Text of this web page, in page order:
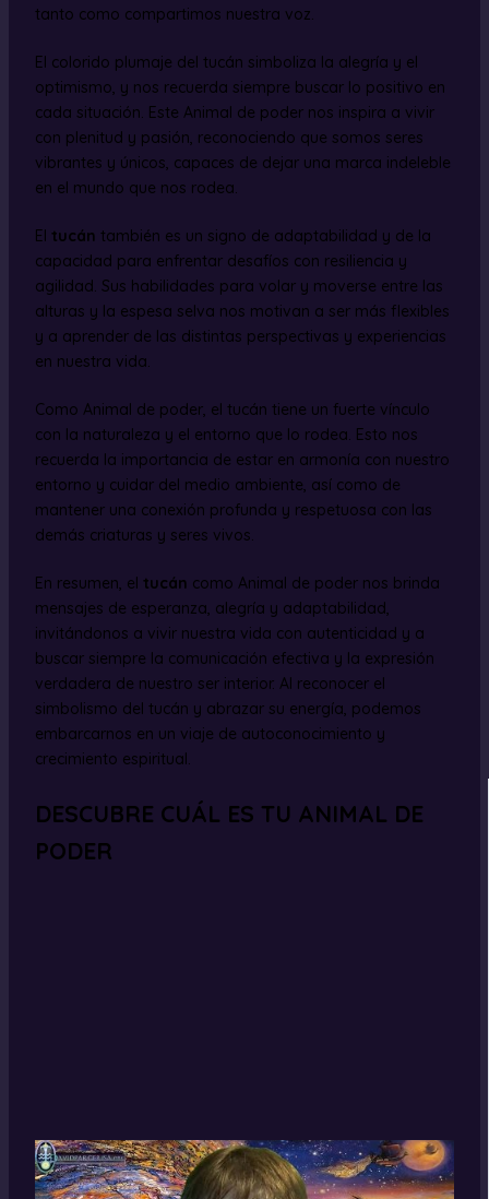
tanto como compartimos nuestra voz.
El colorido plumaje del tucán simboliza la alegría y el
optimismo, y nos recuerda siempre buscar lo positivo en
cada situación. Este Animal de poder nos inspira a vivir
con plenitud y pasión, reconociendo que somos seres
vibrantes y únicos, capaces de dejar una marca indeleble
en el mundo que nos rodea.
El tucán también es un signo de adaptabilidad y de la
capacidad para enfrentar desafíos con resiliencia y
agilidad. Sus habilidades para volar y moverse entre las
alturas y la espesa selva nos motivan a ser más flexibles
y a aprender de las distintas perspectivas y experiencias
en nuestra vida.
Como Animal de poder, el tucán tiene un fuerte vínculo
con la naturaleza y el entorno que lo rodea. Esto nos
recuerda la importancia de estar en armonía con nuestro
entorno y cuidar del medio ambiente, así como de
mantener una conexión profunda y respetuosa con las
demás criaturas y seres vivos.
En resumen, el tucán como Animal de poder nos brinda
mensajes de esperanza, alegría y adaptabilidad,
invitándonos a vivir nuestra vida con autenticidad y a
buscar siempre la comunicación efectiva y la expresión
verdadera de nuestro ser interior. Al reconocer el
simbolismo del tucán y abrazar su energía, podemos
embarcarnos en un viaje de autoconocimiento y
crecimiento espiritual.
DESCUBRE CUÁL ES TU ANIMAL DE
PODER